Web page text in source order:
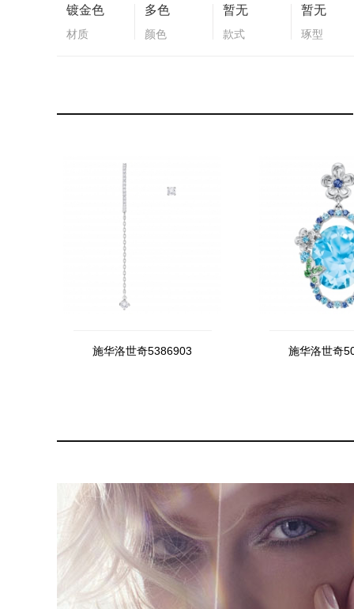
镀金色
材质
多色
颜色
暂无
款式
暂无
琢型
施华洛世奇5386903 施华洛世奇